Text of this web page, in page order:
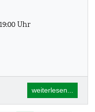
Uhr
weiterlesen...